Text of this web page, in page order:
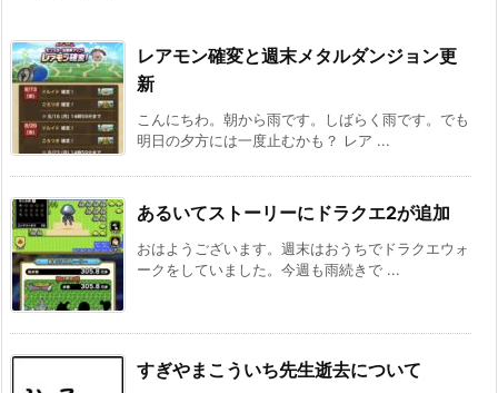
レアモン確変と週末メタルダンジョン更
新
こんにちわ。朝から雨です。しばらく雨です。でも
明日の夕方には一度止むかも？ レア ...
あるいてストーリーにドラクエ2が追加
おはようございます。週末はおうちでドラクエウォ
ークをしていました。今週も雨続きで ...
すぎやまこういち先生逝去について